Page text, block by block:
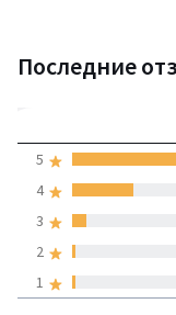
Последние
1
2
3
4
5